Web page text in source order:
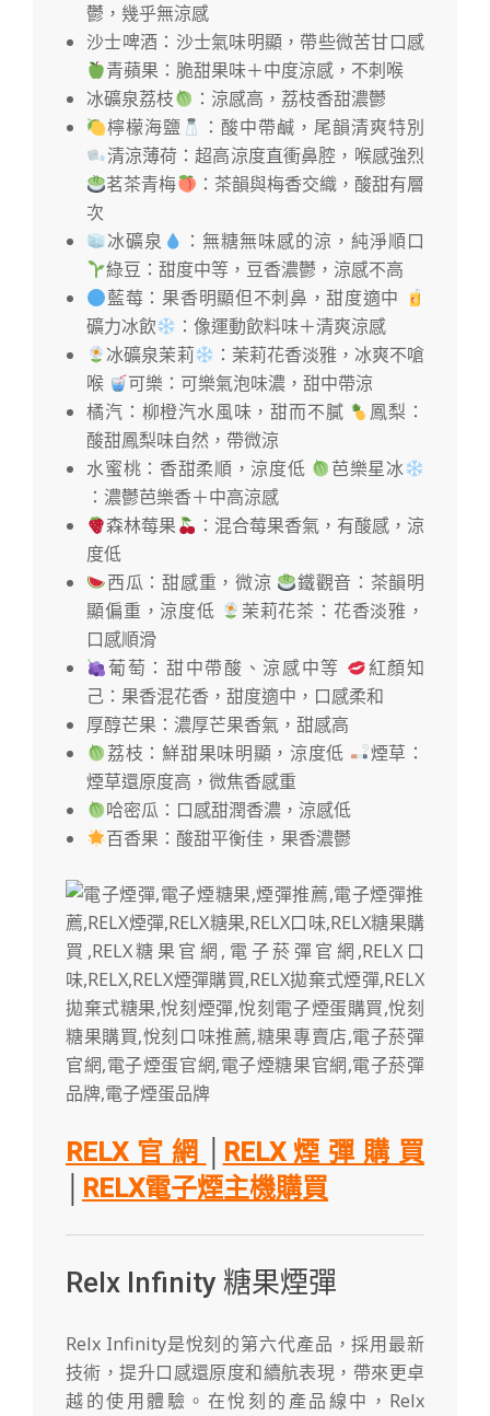
鬱，幾乎無涼感
沙士啤酒：沙士氣味明顯，帶些微苦甘口感
青蘋果：脆甜果味＋中度涼感，不刺喉
冰礦泉荔枝
：涼感高，荔枝香甜濃鬱
檸檬海鹽
：酸中帶鹹，尾韻清爽特別
清涼薄荷：超高涼度直衝鼻腔，喉感強烈
茗茶青梅
：茶韻與梅香交織，酸甜有層
次
冰礦泉
：無糖無味感的涼，純淨順口
綠豆：甜度中等，豆香濃鬱，涼感不高
藍莓：果香明顯但不刺鼻，甜度適中
礦力冰飲
：像運動飲料味＋清爽涼感
冰礦泉茉莉
：茉莉花香淡雅，冰爽不嗆
喉
可樂：可樂氣泡味濃，甜中帶涼
橘汽：柳橙汽水風味，甜而不膩
鳳梨：
酸甜鳳梨味自然，帶微涼
水蜜桃：香甜柔順，涼度低
芭樂星冰
：濃鬱芭樂香＋中高涼感
森林莓果
：混合莓果香氣，有酸感，涼
度低
西瓜：甜感重，微涼
鐵觀音：茶韻明
顯偏重，涼度低
茉莉花茶：花香淡雅，
口感順滑
葡萄：甜中帶酸、涼感中等
紅顏知
己：果香混花香，甜度適中，口感柔和
厚醇芒果：濃厚芒果香氣，甜感高
荔枝：鮮甜果味明顯，涼度低
煙草：
煙草還原度高，微焦香感重
哈密瓜：口感甜潤香濃，涼感低
百香果：酸甜平衡佳，果香濃鬱
RELX官網
RELX煙彈購買
RELX電子煙主機購買
Relx Infinity 糖果煙彈
Relx Infinity是悅刻的第六代產品，採用最新
技術，提升口感還原度和續航表現，帶來更卓
越的使用體驗。在悅刻的產品線中，Relx